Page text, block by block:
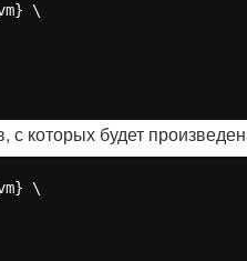
\
которых будет
\